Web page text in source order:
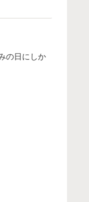
の日にしか